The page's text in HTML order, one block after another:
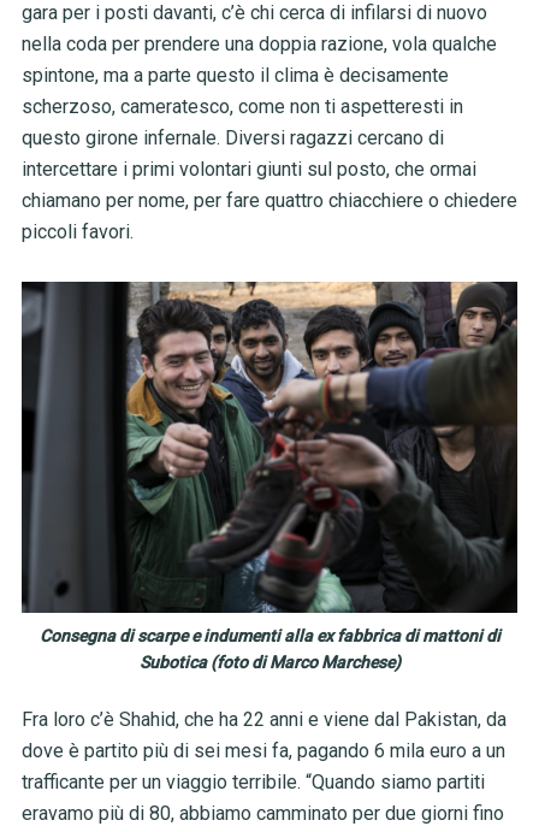
gara per i posti davanti, c’è chi cerca di infilarsi di nuovo
nella coda per prendere una doppia razione, vola qualche
spintone, ma a parte questo il clima è decisamente
scherzoso, cameratesco, come non ti aspetteresti in
questo girone infernale. Diversi ragazzi cercano di
intercettare i primi volontari giunti sul posto, che ormai
chiamano per nome, per fare quattro chiacchiere o chiedere
piccoli favori.
Consegna di scarpe e indumenti alla ex fabbrica di mattoni di
Subotica (foto di Marco Marchese)
Fra loro c’è Shahid, che ha 22 anni e viene dal Pakistan, da
dove è partito più di sei mesi fa, pagando 6 mila euro a un
trafficante per un viaggio terribile. “Quando siamo partiti
eravamo più di 80, abbiamo camminato per due giorni fino